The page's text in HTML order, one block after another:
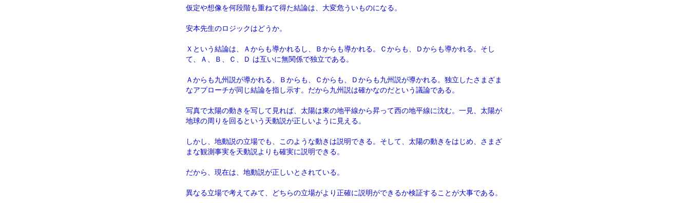
仮定や想像を何段階も重ねて得た結論は、大変危ういものになる。
安本先生のロジックはどうか。
Ｘという結論は、Ａからも導かれるし、Ｂからも導かれる。Ｃからも、Ｄからも導かれる。そし
て、Ａ、Ｂ、Ｃ、Ｄ は互いに無関係で独立である。
Ａからも九州説が導かれる、Ｂからも、Ｃからも、Ｄからも九州説が導かれる。独立したさまざま
なアプローチが同じ結論を指し示す。だから九州説は確かなのだという議論である。
写真で太陽の動きを写して見れば、太陽は東の地平線から昇って西の地平線に沈む。一見、太陽が
地球の周りを回るという天動説が正しいように見える。
しかし、地動説の立場でも、このような動きは説明できる。そして、太陽の動きをはじめ、さまざ
まな観測事実を天動説よりも確実に説明できる。
だから、現在は、地動説が正しいとされている。
異なる立場で考えてみて、どちらの立場がより正確に説明ができるか検証することが大事である。